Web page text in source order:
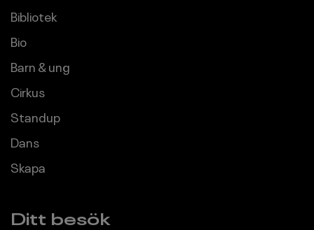
Bibliotek
Bio
Barn & ung
Cirkus
Standup
Dans
Skapa
Ditt besök